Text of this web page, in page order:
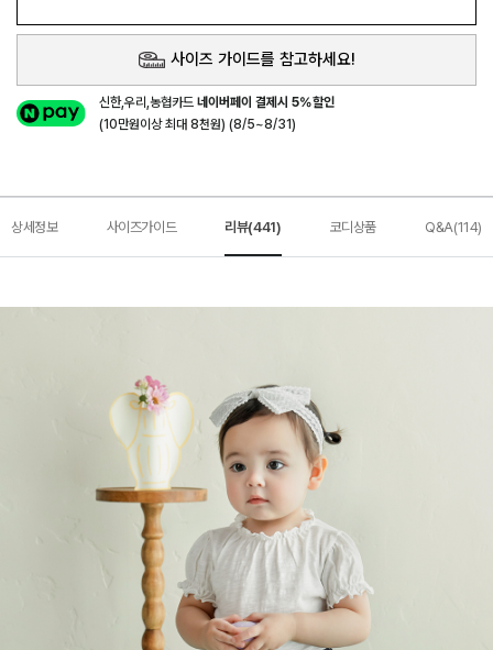
사이즈 가이드를 참고하세요!
신한,우리,농협카드네이버페이 결제시 5%할인
(10만원이상 최대 8천원) (8/5~8/31)
상세정보 사이즈가이드 리뷰(441) 코디상품 Q&A(114)